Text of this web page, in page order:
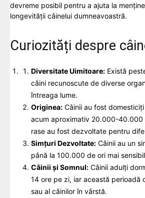
devreme posibil pentru a ajuta la
longevității câinelui dumneavoastră.
Curiozități despre
Diversitate Uimitoare: Există
câini recunoscute de diverse
întreaga lume.
Originea: Câinii au fost
acum aproximativ 20.000-40.000
rase au fost dezvoltate pentru
Simțuri Dezvoltate: Câinii au un
până la 100.000 de ori mai
Câinii și Somnul: Câinii adulți
14 ore pe zi, iar această perioadă
sau al câinilor în vârstă.